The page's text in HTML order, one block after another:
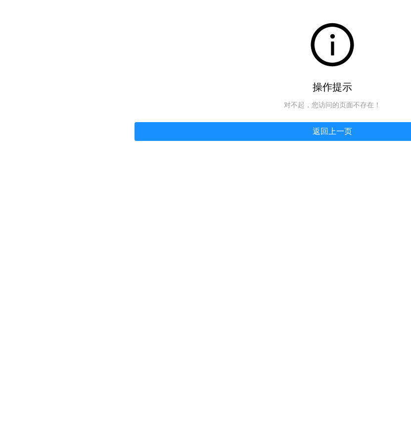
操作提示
对不起，您访问的页面不存在！
返回上一页